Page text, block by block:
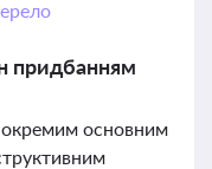
придбанням
окремим основним